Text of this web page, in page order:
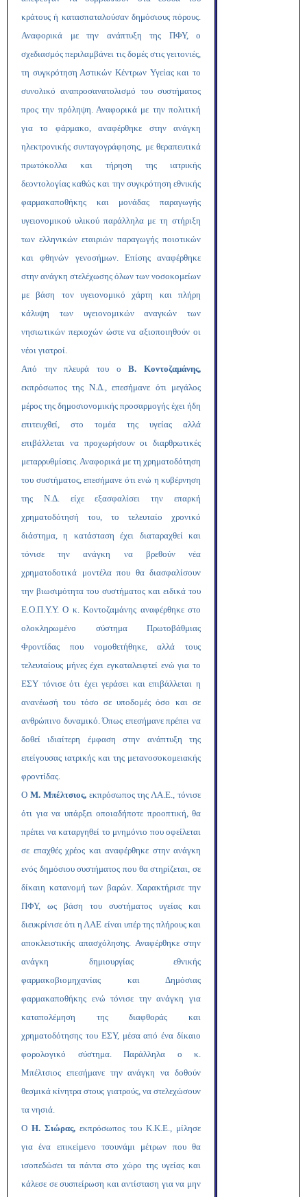
κράτους ή κατασπαταλούσαν δημόσιους πόρους.
Αναφορικά με την ανάπτυξη της ΠΦΥ, ο
σχεδιασμός περιλαμβάνει τις δομές στις γειτονιές,
τη συγκρότηση Αστικών Κέντρων Υγείας και το
συνολικό αναπροσανατολισμό του συστήματος
προς την πρόληψη. Αναφορικά με την πολιτική
για το φάρμακο, αναφέρθηκε στην ανάγκη
ηλεκτρονικής συνταγογράφησης, με θεραπευτικά
πρωτόκολλα και τήρηση της ιατρικής
δεοντολογίας καθώς και την συγκρότηση εθνικής
φαρμακαποθήκης και μονάδας παραγωγής
υγειονομικού υλικού παράλληλα με τη στήριξη
των ελληνικών εταιριών παραγωγής ποιοτικών
και φθηνών γενοσήμων. Επίσης αναφέρθηκε
στην ανάγκη στελέχωσης όλων των νοσοκομείων
με βάση τον υγειονομικό χάρτη και πλήρη
κάλυψη των υγειονομικών αναγκών των
νησιωτικών περιοχών ώστε να αξιοποιηθούν οι
νέοι γιατροί.
Από την πλευρά του οΒ. Κοντοζαμάνης,
εκπρόσωπος της Ν.Δ., επεσήμανε ότι μεγάλος
μέρος της δημοσιονομικής προσαρμογής έχει ήδη
επιτευχθεί, στο τομέα της υγείας αλλά
επιβάλλεται να προχωρήσουν οι διαρθρωτικές
μεταρρυθμίσεις. Αναφορικά με τη χρηματοδότηση
του συστήματος, επεσήμανε ότι ενώ η κυβέρνηση
της Ν.Δ. είχε εξασφαλίσει την επαρκή
χρηματοδότησή του, το τελευταίο χρονικό
διάστημα, η κατάσταση έχει διαταραχθεί και
τόνισε την ανάγκη να βρεθούν νέα
χρηματοδοτικά μοντέλα που θα διασφαλίσουν
την βιωσιμότητα του συστήματος και ειδικά του
Ε.Ο.Π.Υ.Υ. Ο κ. Κοντοζαμάνης αναφέρθηκε στο
ολοκληρωμένο σύστημα Πρωτοβάθμιας
Φροντίδας που νομοθετήθηκε, αλλά τους
τελευταίους μήνες έχει εγκαταλειφτεί ενώ για το
ΕΣΥ τόνισε ότι έχει γεράσει και επιβάλλεται η
ανανέωσή του τόσο σε υποδομές όσο και σε
ανθρώπινο δυναμικό. Όπως επεσήμανε πρέπει να
δοθεί ιδιαίτερη έμφαση στην ανάπτυξη της
επείγουσας ιατρικής και της μετανοσοκομειακής
φροντίδας.
Ο Μ. Μπέλτσιος, εκπρόσωπος της ΛΑ.Ε., τόνισε
ότι για να υπάρξει οποιαδήποτε προοπτική, θα
πρέπει να καταργηθεί το μνημόνιο που οφείλεται
σε επαχθές χρέος και αναφέρθηκε στην ανάγκη
ενός δημόσιου συστήματος που θα στηρίζεται, σε
δίκαιη κατανομή των βαρών. Χαρακτήρισε την
ΠΦΥ, ως βάση του συστήματος υγείας και
διευκρίνισε ότι η ΛΑΕ είναι υπέρ της πλήρους και
αποκλειστικής απασχόλησης. Αναφέρθηκε στην
ανάγκη δημιουργίας εθνικής
φαρμακοβιομηχανίας και Δημόσιας
φαρμακαποθήκης ενώ τόνισε την ανάγκη για
καταπολέμηση της διαφθοράς και
χρηματοδότησης του ΕΣΥ, μέσα από ένα δίκαιο
φορολογικό σύστημα. Παράλληλα ο κ.
Μπέλτσιος επεσήμανε την ανάγκη να δοθούν
θεσμικά κίνητρα στους γιατρούς, να στελεχώσουν
τα νησιά.
Ο Η. Σιώρας, εκπρόσωπος του Κ.Κ.Ε., μίλησε
για ένα επικείμενο τσουνάμι μέτρων που θα
ισοπεδώσει τα πάντα στο χώρο της υγείας και
κάλεσε σε συσπείρωση και αντίσταση για να μην